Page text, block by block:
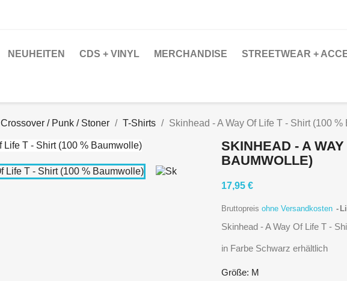
NEUHEITEN CDS + VINYL MERCHANDISE STREETWEAR +
Crossover / Punk / Stoner T-Shirts Skinhead - A Way Of Life T - Shirt (100
SKINHEAD - A
BAUMWOLLE)
17,95 €
Bruttopreis ohne Versandkosten
Skinhead - A Way Of Life T -
in Farbe Schwarz erhältlich
Größe: M